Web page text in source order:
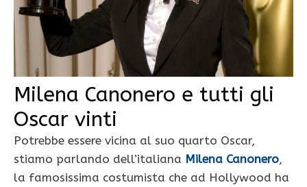
Milena Canonero e tutti gli
Oscar vinti
Potrebbe essere vicina al suo quarto Oscar,
stiamo parlando dell’italiana Milena Canonero,
la famosissima costumista che ad Hollywood ha